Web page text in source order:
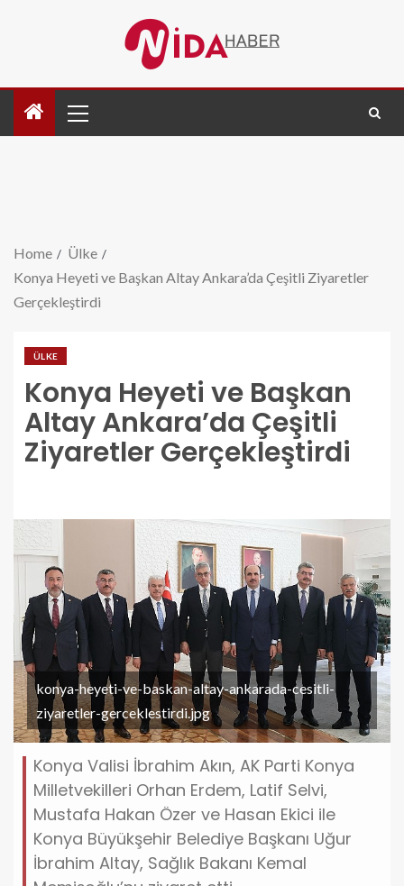
Home
Ülke
Konya Heyeti ve Başkan Altay Ankara’da Çeşitli Ziyaretler
Gerçekleştirdi
ÜLKE
Konya Heyeti ve Başkan
Altay Ankara’da Çeşitli
Ziyaretler Gerçekleştirdi
konya-heyeti-ve-baskan-altay-ankarada-cesitli-
ziyaretler-gerceklestirdi.jpg
Konya Valisi İbrahim Akın, AK Parti Konya
Milletvekilleri Orhan Erdem, Latif Selvi,
Mustafa Hakan Özer ve Hasan Ekici ile
Konya Büyükşehir Belediye Başkanı Uğur
İbrahim Altay, Sağlık Bakanı Kemal